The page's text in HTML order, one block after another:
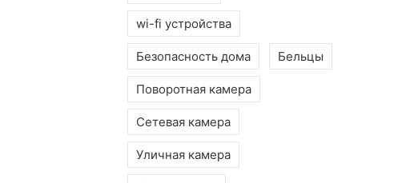
wi-fi устройства
Безопасность дома Бельцы
Поворотная камера
Сетевая камера
Уличная камера